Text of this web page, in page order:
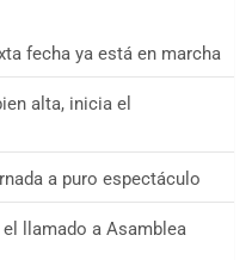
fecha ya está en marcha
alta, inicia el
a puro espectáculo
llamado a Asamblea